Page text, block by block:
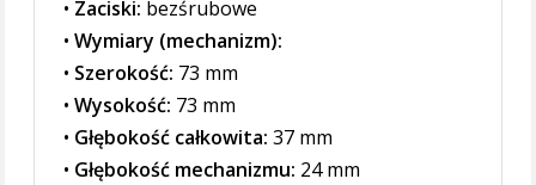
• Zaciski: bezśrubowe
•Wymiary (mechanizm):
• Szerokość: 73 mm
•Wysokość: 73 mm
• Głębokość całkowita: 37 mm
• Głębokość mechanizmu: 24 mm